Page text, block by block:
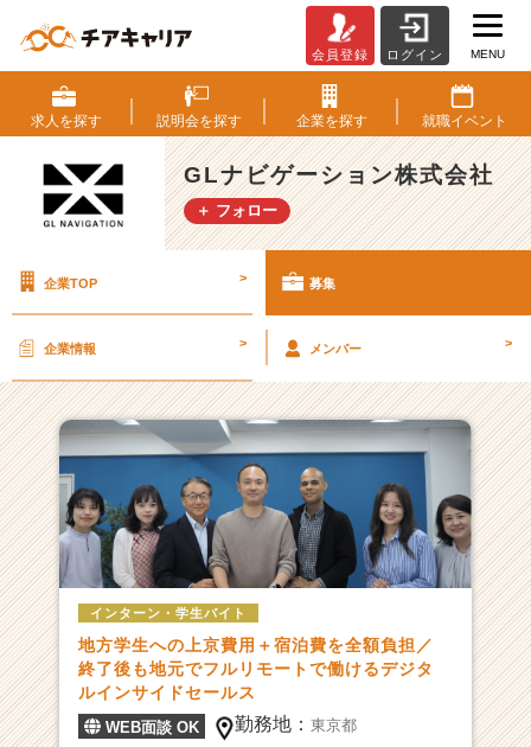
L
ナ
ビ
ゲ
ー
シ
式
の
採
求
人
一
覧
G
l
o
b
a
l
×
会員登録 ログイン MENU
求人を探す 説明会を探す 企業を探す 就職イベント
GLナビゲーション株式会社
＋ フォロー
企業TOP > 募集
企業情報 > メンバー >
インターン・学生バイト
地方学生への上京費用＋宿泊費を全額負担／
終了後も地元でフルリモートで働けるデジタ
ルインサイドセールス
WEB面談 OK 勤務地：東京都